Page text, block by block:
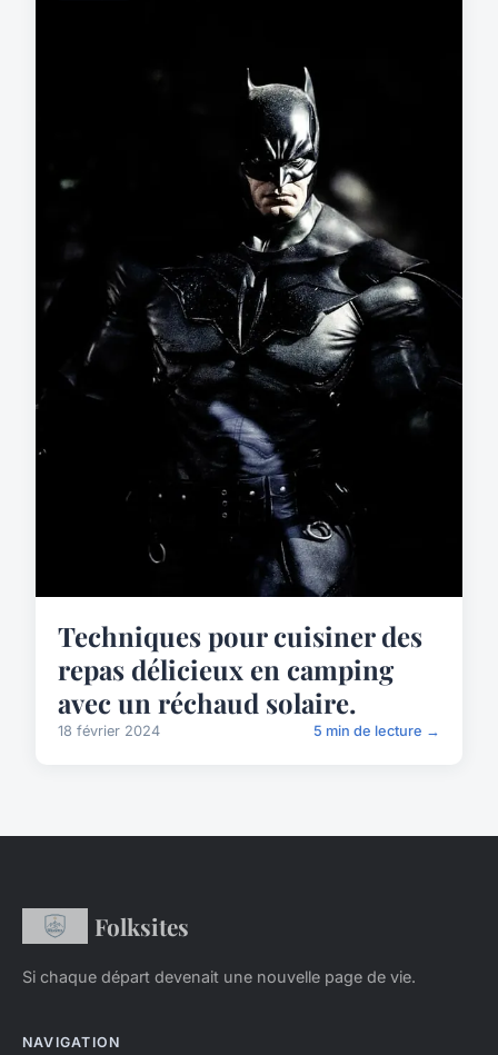
Techniques pour cuisiner des
repas délicieux en camping
avec un réchaud solaire.
18 février 2024 5 min de lecture →
Folksites
Si chaque départ devenait une nouvelle page de vie.
NAVIGATION